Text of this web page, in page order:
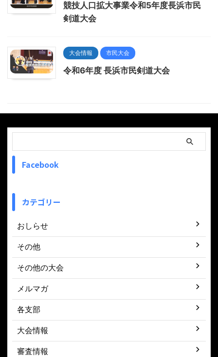
競技人口拡大事業令和5年度長浜市民
剣道大会
大会情報 市民大会
令和6年度 長浜市民剣道大会
Facebook
カテゴリー
おしらせ
その他
その他の大会
メルマガ
各支部
大会情報
審査情報